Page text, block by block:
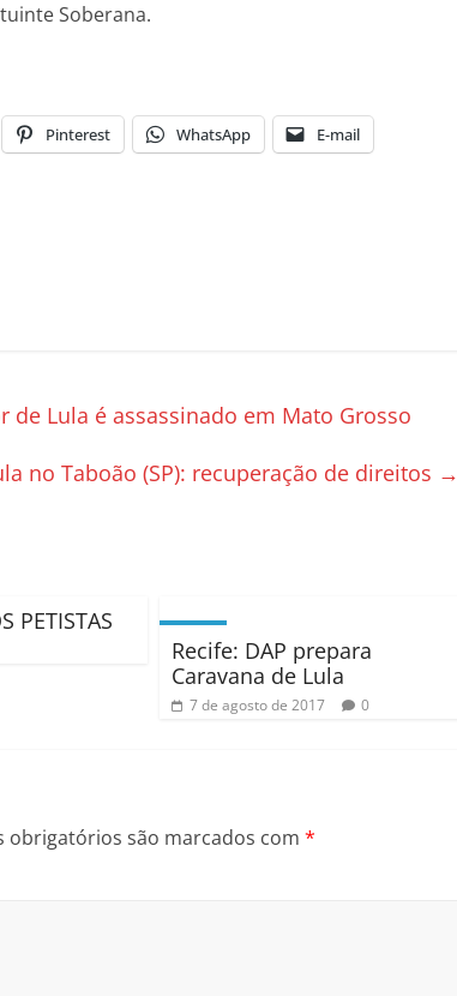
Soberana.
Pinterest WhatsApp E-mail
Lula é assassinado em Mato Grosso
no Taboão (SP): recuperação de direitos →
PETISTAS
Recife: DAP prepara
Caravana de Lula
7 de agosto de 2017 0
obrigatórios são marcados com *